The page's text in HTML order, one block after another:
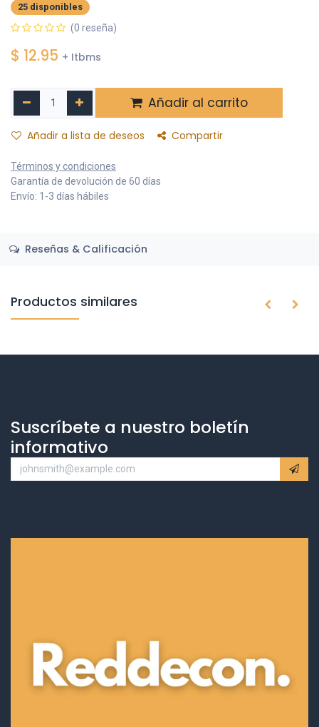
25 disponibles
(0 reseña)
$ 12.95 + Itbms
Añadir al carrito
Añadir a lista de deseos Compartir
Términos y condiciones
Garantía de devolución de 60 días
Envío: 1-3 días hábiles
Reseñas & Calificación
Productos similares
Suscríbete a nuestro boletín
informativo